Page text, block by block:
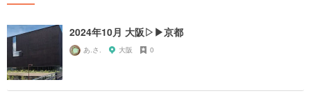
2024年10月 大阪▷▶京都
あ.さ. 大阪 0